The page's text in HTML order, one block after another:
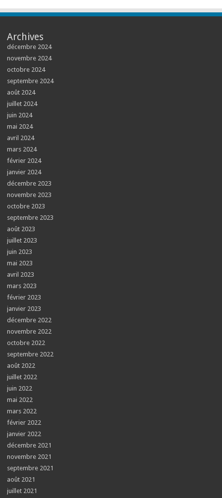
Archives
décembre 2024
novembre 2024
octobre 2024
septembre 2024
août 2024
juillet 2024
juin 2024
mai 2024
avril 2024
mars 2024
février 2024
janvier 2024
décembre 2023
novembre 2023
octobre 2023
septembre 2023
août 2023
juillet 2023
juin 2023
mai 2023
avril 2023
mars 2023
février 2023
janvier 2023
décembre 2022
novembre 2022
octobre 2022
septembre 2022
août 2022
juillet 2022
juin 2022
mai 2022
mars 2022
février 2022
janvier 2022
décembre 2021
novembre 2021
septembre 2021
août 2021
juillet 2021